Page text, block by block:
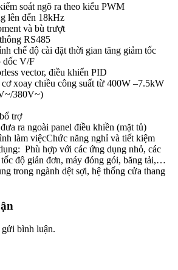
soát ngõ ra theo kiểu PWM
lên đến 18kHz
và bù trượt
RS485
chế độ cài đặt thời gian tăng giảm tốc
dốc V/F
vector, điều khiển PID
xoay chiều công suất từ 400W –7.5kW
380V~)
trợ
ra ngoài panel điều khiền (mặt tủ)
làm việcChức năng nghỉ và tiết kiệm
Phù hợp với các ứng dụng nhỏ, các
độ giản đơn, máy đóng gói, băng tải,…
trong ngành dệt sợi, hệ thống cửa thang
gửi bình luận.